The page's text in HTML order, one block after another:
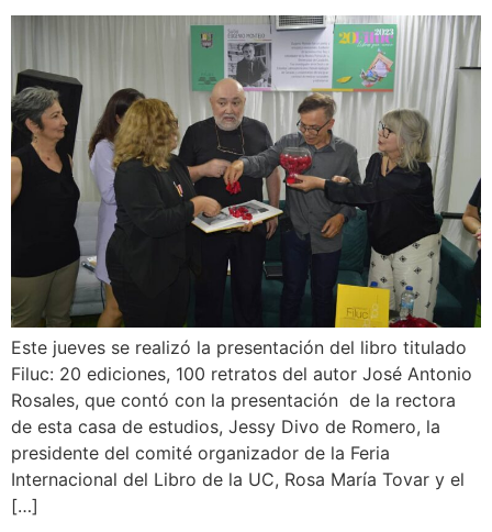
Este jueves se realizó la presentación del libro titulado
Filuc: 20 ediciones, 100 retratos del autor José Antonio
Rosales, que contó con la presentación de la rectora
de esta casa de estudios, Jessy Divo de Romero, la
presidente del comité organizador de la Feria
Internacional del Libro de la UC, Rosa María Tovar y el
[…]